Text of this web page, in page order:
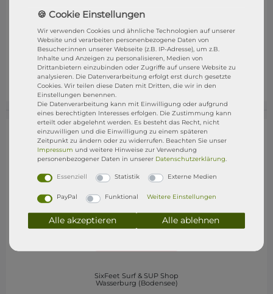
kostenlos in unserer Reparatur Werkstatt
Ihr müsst das Board nur anliefern und wir
übernehmen alles weitere. Eure Rechte aus dem
gesetzliche Gewährleistungsrecht bleibt natürlich
bestehen. STRESSFREI SUPen mit derDR. SUP
GARANTIE
SixFeet Surf & SUP Shop
Wasserburg (Bodensee)
Wir verwenden Cookies und ähnliche Technologien auf unserer
Website und verarbeiten personenbezogene Daten von
Besucher:innen unserer Webseite (z.B. IP-Adresse), um z.B.
Inhalte und Anzeigen zu personalisieren, Medien von
Drittanbietern einzubinden oder Zugriffe auf unsere Website zu
analysieren. Die Datenverarbeitung erfolgt erst durch gesetzte
Cookies. Wir teilen diese Daten mit Dritten, die wir in den
Einstellungen benennen.
Die Datenverarbeitung kann mit Einwilligung oder aufgrund
eines berechtigten Interesses erfolgen. Die Zustimmung kann
erteilt oder abgelehnt werden. Es besteht das Recht, nicht
einzuwilligen und die Einwilligung zu einem späteren
Zeitpunkt zu ändern oder zu widerrufen. Beachten Sie unser
Impressum und weitere Hinweise zur Verwendung
personenbezogener Daten in unserer Daten­schutz­erklärung
Essenziell Statistik Externe Medien
PayPal Funktional Weitere Einstellungen
Alle akzeptieren Alle ablehnen